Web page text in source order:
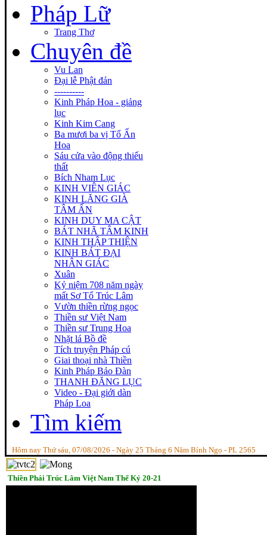
Pháp Lữ
Trang Thơ
Chuyên đề
Vu Lan
Đại lễ Phật đản
----------
Kinh Pháp Hoa - giảng
lục
Kinh Kim Cang
Ba mươi ba vị Tổ Ấn
Hoa
Sáu cửa vào động thiếu
thất
Bích Nham Lục
KINH VIÊN GIÁC
KINH LĂNG GIÀ
TÂM ẤN
KINH DUY MA CẬT
BÁT NHÃ TÂM KINH
KINH THẬP THIỆN
KINH BÁT ĐẠI
NHÂN GIÁC
Xuân
Kỷ niệm 708 năm ngày
mất Sơ Tổ Trúc Lâm
Vườn thiền rừng ngọc
Thiền sư Việt Nam
Thiền sư Trung Hoa
Nhặt lá Bồ đề
Tích truyện Pháp cú
Giai thoại nhà Thiền
Kinh Pháp Bảo Đàn
THANH ĐĂNG LỤC
Video - Đại giới dàn
Pháp Loa
Tìm kiếm
Hôm nay Thứ sáu, 07/08/2026 - Ngày 25 Tháng 6 Năm Bính Ngọ - PL 2565
Thiền Phái Trúc Lâm Việt Nam Thế Kỷ 20-21